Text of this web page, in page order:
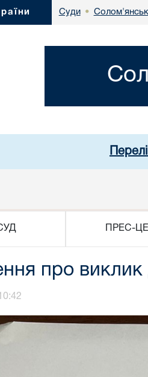
Суди •
ПРЕС-
про виклик